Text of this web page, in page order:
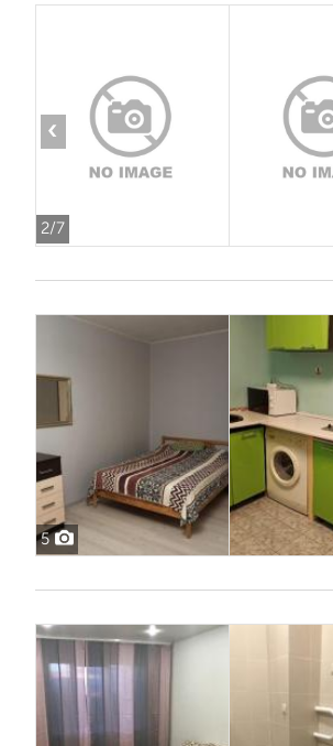
2/7
‹
5